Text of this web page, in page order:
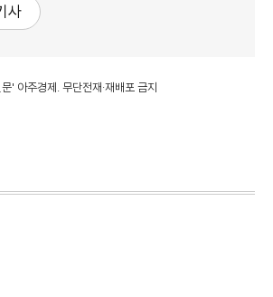
사
' 아주경제. 무단전재·재배포 금지